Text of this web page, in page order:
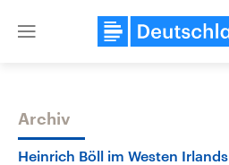
Close
Themen
Archiv
Heinrich Böll im Westen Irlands